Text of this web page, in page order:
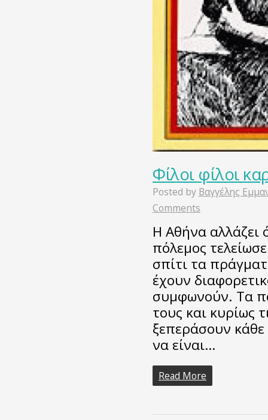
Φίλοι φίλοι
Posted by Βαγγέλης
Comments
Η Αθήνα αλλάζει
πόλεμος
σπίτι τα
έχουν
συμφωνούν. Τα
τους και κυρίως
ξεπεράσουν
να είναι…
Read More